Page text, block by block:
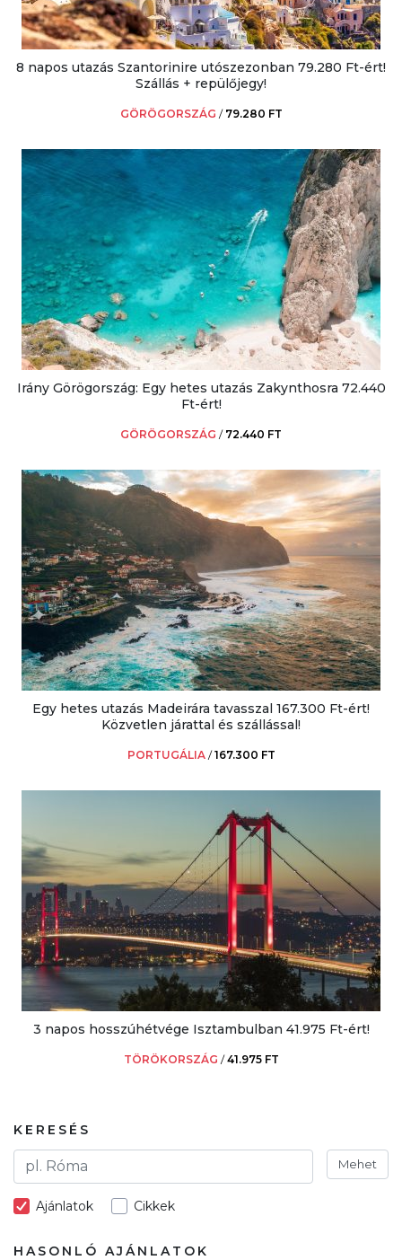
8 napos utazás Szantorinire utószezonban 79.280 Ft-ért!
Szállás + repülőjegy!
GÖRÖGORSZÁG / 79.280 FT
Irány Görögország: Egy hetes utazás Zakynthosra 72.440
Ft-ért!
GÖRÖGORSZÁG / 72.440 FT
Egy hetes utazás Madeirára tavasszal 167.300 Ft-ért!
Közvetlen járattal és szállással!
PORTUGÁLIA /167.300 FT
3 napos hosszúhétvége Isztambulban 41.975 Ft-ért!
TÖRÖKORSZÁG /41.975 FT
KERESÉS
Mehet
Ajánlatok Cikkek
HASONLÓ AJÁNLATOK